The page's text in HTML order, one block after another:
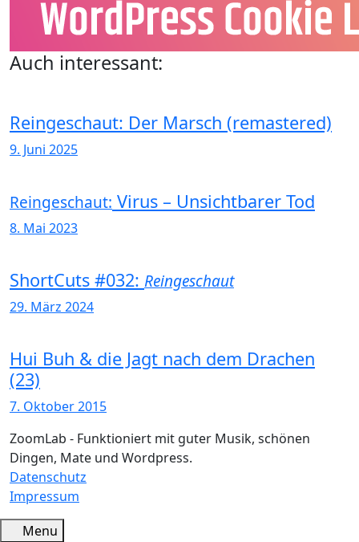
Auch interessant:
Reingeschaut: Der Marsch (remastered)
9. Juni 2025
Reingeschaut: Virus – Unsichtbarer Tod
8. Mai 2023
ShortCuts #032: Reingeschaut
29. März 2024
Hui Buh & die Jagt nach dem Drachen
(23)
7. Oktober 2015
ZoomLab - Funktioniert mit guter Musik, schönen
Dingen, Mate und Wordpress.
Datenschutz
Impressum
Menu